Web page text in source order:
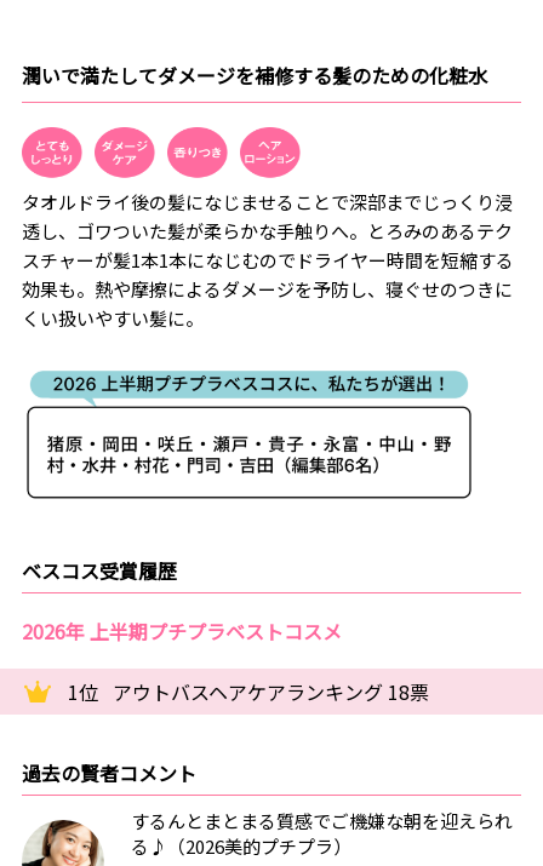
潤いで満たしてダメージを補修する髪のための化粧水
タオルドライ後の髪になじませることで深部までじっくり浸
透し、ゴワついた髪が柔らかな手触りへ。とろみのあるテク
スチャーが髪1本1本になじむのでドライヤー時間を短縮する
効果も。熱や摩擦によるダメージを予防し、寝ぐせのつきに
くい扱いやすい髪に。
ベスコス受賞履歴
2026年 上半期プチプラベストコスメ
1位 アウトバスヘアケアランキング 18票
過去の賢者コメント
するんとまとまる質感でご機嫌な朝を迎えられ
る♪（2026美的プチプラ）